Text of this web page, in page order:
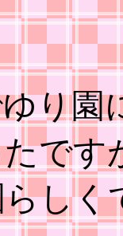
り園
です
しく